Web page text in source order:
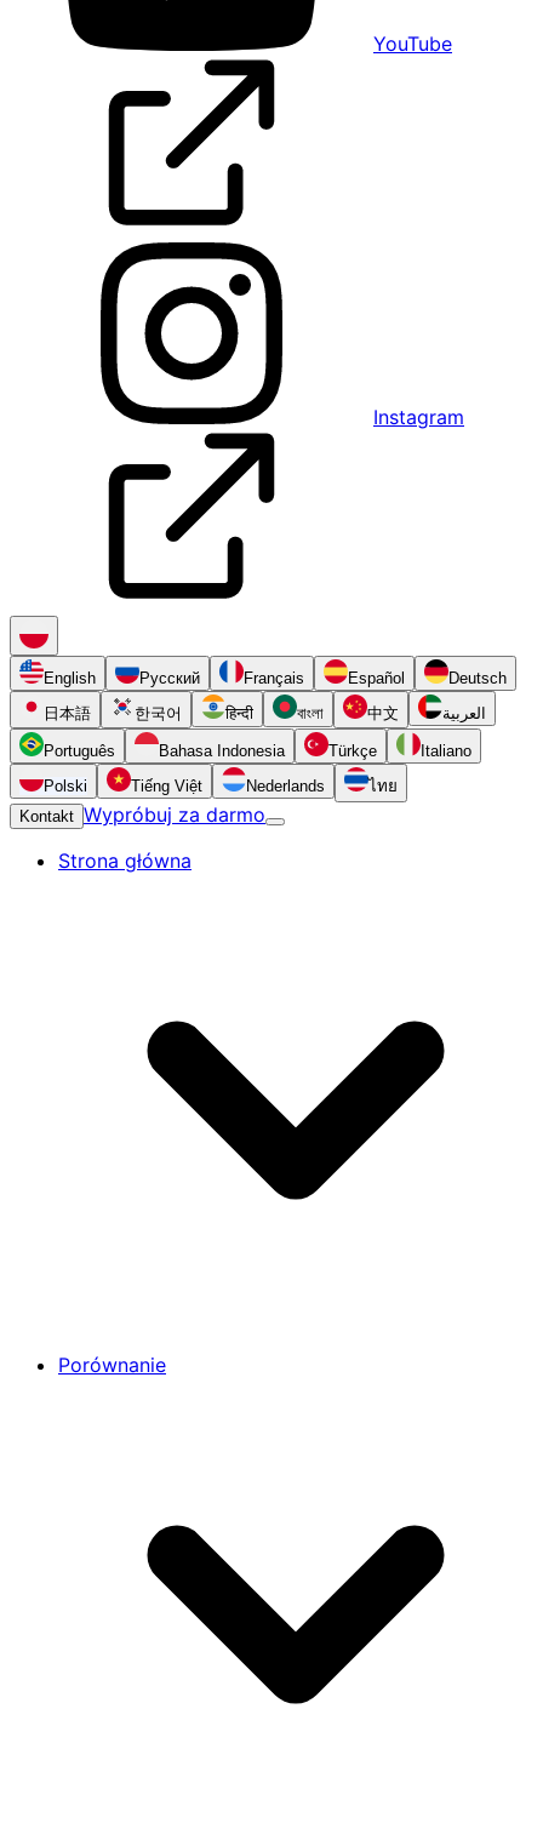
YouTube
Instagram
English Русский Français Español
Deutsch
日本語
한국어 हिन्दी বাংলা 中文 العربية
Português Bahasa Indonesia Türkçe
Italiano
Polski
Tiếng Việt Nederlands
ไทย
Kontakt Wypróbuj za darmo
Strona główna
Porównanie